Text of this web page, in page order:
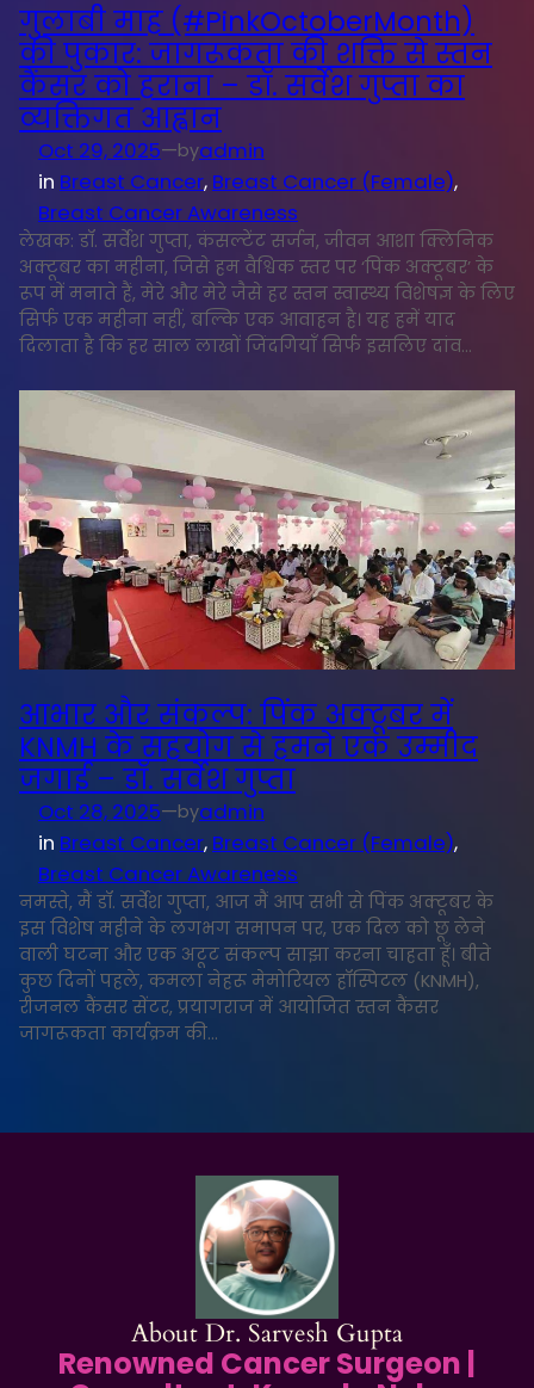
गुलाबी माह (#PinkOctoberMonth)
की पुकार: जागरूकता की शक्ति से स्तन
कैंसर को हराना – डॉ. सर्वेश गुप्ता का
व्यक्तिगत आह्वान
Oct 29, 2025—byadmin
in Breast Cancer, Breast Cancer (Female)
Breast Cancer Awareness
लेखक: डॉ. सर्वेश गुप्ता, कंसल्टेंट सर्जन, जीवन आशा क्लिनिक
अक्टूबर का महीना, जिसे हम वैश्विक स्तर पर ‘पिंक अक्टूबर’ के
रूप में मनाते हैं, मेरे और मेरे जैसे हर स्तन स्वास्थ्य विशेषज्ञ के लिए
सिर्फ एक महीना नहीं, बल्कि एक आवाहन है। यह हमें याद
दिलाता है कि हर साल लाखों जिंदगियाँ सिर्फ इसलिए दांव…
आभार और संकल्प: पिंक अक्टूबर में
KNMH के सहयोग से हमने एक उम्मीद
जगाई – डॉ. सर्वेश गुप्ता
Oct 28, 2025—byadmin
in Breast Cancer, Breast Cancer (Female)
Breast Cancer Awareness
नमस्ते, मैं डॉ. सर्वेश गुप्ता, आज मैं आप सभी से पिंक अक्टूबर के
इस विशेष महीने के लगभग समापन पर, एक दिल को छू लेने
वाली घटना और एक अटूट संकल्प साझा करना चाहता हूँ। बीते
कुछ दिनों पहले, कमला नेहरू मेमोरियल हॉस्पिटल (KNMH),
रीजनल कैंसर सेंटर, प्रयागराज में आयोजित स्तन कैंसर
जागरूकता कार्यक्रम की…
About Dr. Sarvesh Gupta
Renowned Cancer Surgeon |